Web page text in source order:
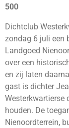
500
Dichtclub
zondag 6 juli een
Landgoed
over een
en zij laten
gast is dichter
Westerkwartierse
houden. De
Nienoordterrein,